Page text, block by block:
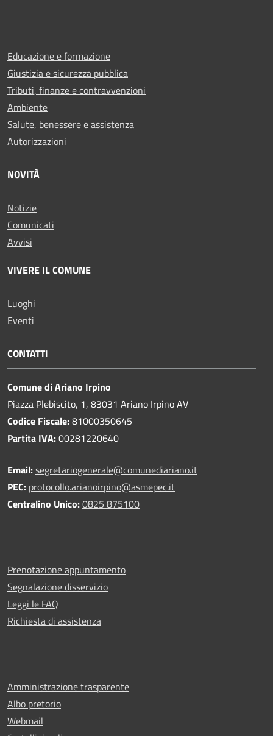
Educazione e formazione
Giustizia e sicurezza pubblica
Tributi, finanze e contravvenzioni
Ambiente
Salute, benessere e assistenza
Autorizzazioni
NOVITÀ
Notizie
Comunicati
Avvisi
VIVERE IL COMUNE
Luoghi
Eventi
CONTATTI
Comune di Ariano Irpino
Piazza Plebiscito, 1, 83031 Ariano Irpino AV
Codice Fiscale:81000350645
Partita IVA:00281220640
Email:segretariogenerale@comunediariano.it
PEC: protocollo.arianoirpino@asmepec.it
Centralino Unico:0825 875100
Prenotazione appuntamento
Segnalazione disservizio
Leggi le FAQ
Richiesta di assistenza
Amministrazione trasparente
Albo pretorio
Webmail